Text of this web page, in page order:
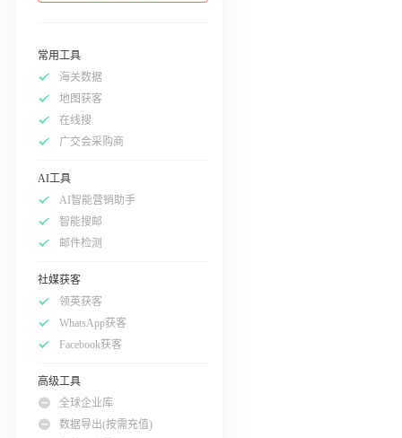
常用工具
海关数据
地图获客
在线搜
广交会采购商
AI工具
AI智能营销助手
智能搜邮
邮件检测
社媒获客
领英获客
WhatsApp获客
Facebook获客
高级工具
全球企业库
数据导出(按需充值)